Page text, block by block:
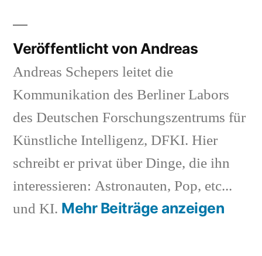
Veröffentlicht von Andreas
Andreas Schepers leitet die
Kommunikation des Berliner Labors
des Deutschen Forschungszentrums für
Künstliche Intelligenz, DFKI. Hier
schreibt er privat über Dinge, die ihn
interessieren: Astronauten, Pop, etc...
und KI. Mehr Beiträge anzeigen